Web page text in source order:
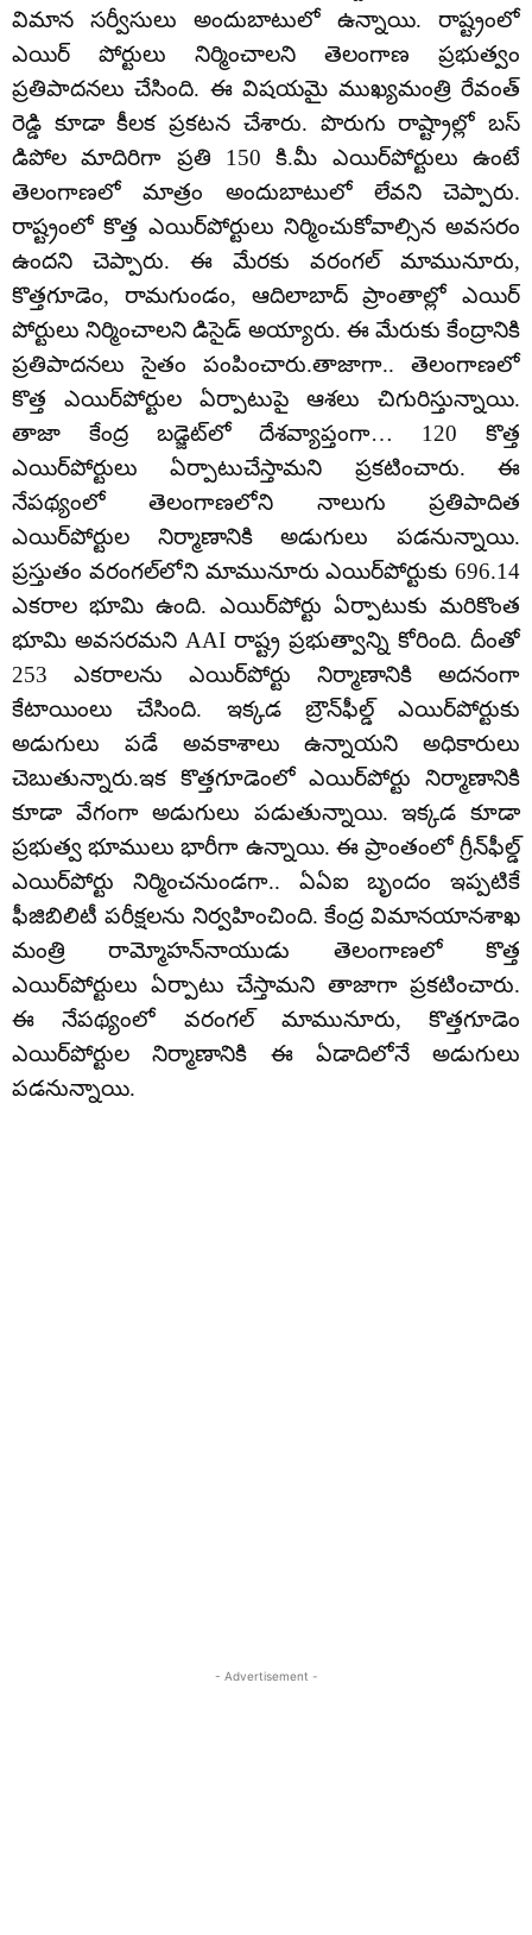
విమాన సర్వీసులు అందుబాటులో ఉన్నాయి. రాష్ట్రంలో
ఎయిర్ పోర్టులు నిర్మించాలని తెలంగాణ ప్రభుత్వం
ప్రతిపాదనలు చేసింది. ఈ విషయమై ముఖ్యమంత్రి రేవంత్
రెడ్డి కూడా కీలక ప్రకటన చేశారు. పొరుగు రాష్ట్రాల్లో బస్
డిపోల మాదిరిగా ప్రతి 150 కి.మీ ఎయిర్‌పోర్టులు ఉంటే
తెలంగాణలో మాత్రం అందుబాటులో లేవని చెప్పారు.
రాష్ట్రంలో కొత్త ఎయిర్‌పోర్టులు నిర్మించుకోవాల్సిన అవసరం
ఉందని చెప్పారు. ఈ మేరకు వరంగల్ మామునూరు,
కొత్తగూడెం, రామగుండం, ఆదిలాబాద్ ప్రాంతాల్లో ఎయిర్
పోర్టులు నిర్మించాలని డిసైడ్ అయ్యారు. ఈ మేరుకు కేంద్రానికి
ప్రతిపాదనలు సైతం పంపించారు.తాజాగా.. తెలంగాణలో
కొత్త ఎయిర్‌పోర్టుల ఏర్పాటుపై ఆశలు చిగురిస్తున్నాయి.
తాజా కేంద్ర బడ్జెట్‌లో దేశవ్యాప్తంగా… 120 కొత్త
ఎయిర్‌పోర్టులు ఏర్పాటుచేస్తామని ప్రకటించారు. ఈ
నేపథ్యంలో తెలంగాణలోని నాలుగు ప్రతిపాదిత
ఎయిర్‌పోర్టుల నిర్మాణానికి అడుగులు పడనున్నాయి.
ప్రస్తుతం వరంగల్‌లోని మామునూరు ఎయిర్‌పోర్టుకు 696.14
ఎకరాల భూమి ఉంది. ఎయిర్‌పోర్టు ఏర్పాటుకు మరికొంత
భూమి అవసరమని AAI రాష్ట్ర ప్రభుత్వాన్ని కోరింది. దీంతో
253 ఎకరాలను ఎయిర్‌‍పోర్టు నిర్మాణానికి అదనంగా
కేటాయింలు చేసింది. ఇక్కడ బ్రౌన్‌ఫీల్డ్‌ ఎయిర్‌పోర్టుకు
అడుగులు పడే అవకాశాలు ఉన్నాయని అధికారులు
చెబుతున్నారు.ఇక కొత్తగూడెంలో ఎయిర్‌పోర్టు నిర్మాణానికి
కూడా వేగంగా అడుగులు పడుతున్నాయి. ఇక్కడ కూడా
ప్రభుత్వ భూములు భారీగా ఉన్నాయి. ఈ ప్రాంతంలో గ్రీన్‌ఫీల్డ్‌
ఎయిర్‌పోర్టు నిర్మించనుండగా.. ఏఏఐ బృందం ఇప్పటికే
ఫీజిబిలిటీ పరీక్షలను నిర్వహించింది. కేంద్ర విమానయానశాఖ
మంత్రి రామ్మోహన్‌నాయుడు తెలంగాణలో కొత్త
ఎయిర్‌పోర్టులు ఏర్పాటు చేస్తామని తాజాగా ప్రకటించారు.
ఈ నేపథ్యంలో వరంగల్ మామునూరు, కొత్తగూడెం
ఎయిర్‌పోర్టుల నిర్మాణానికి ఈ ఏడాదిలోనే అడుగులు
పడనున్నాయి.
- Advertisement -